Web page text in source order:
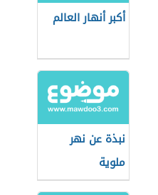
أكبر أنهار العالم
نبذة عن نهر
ملوية